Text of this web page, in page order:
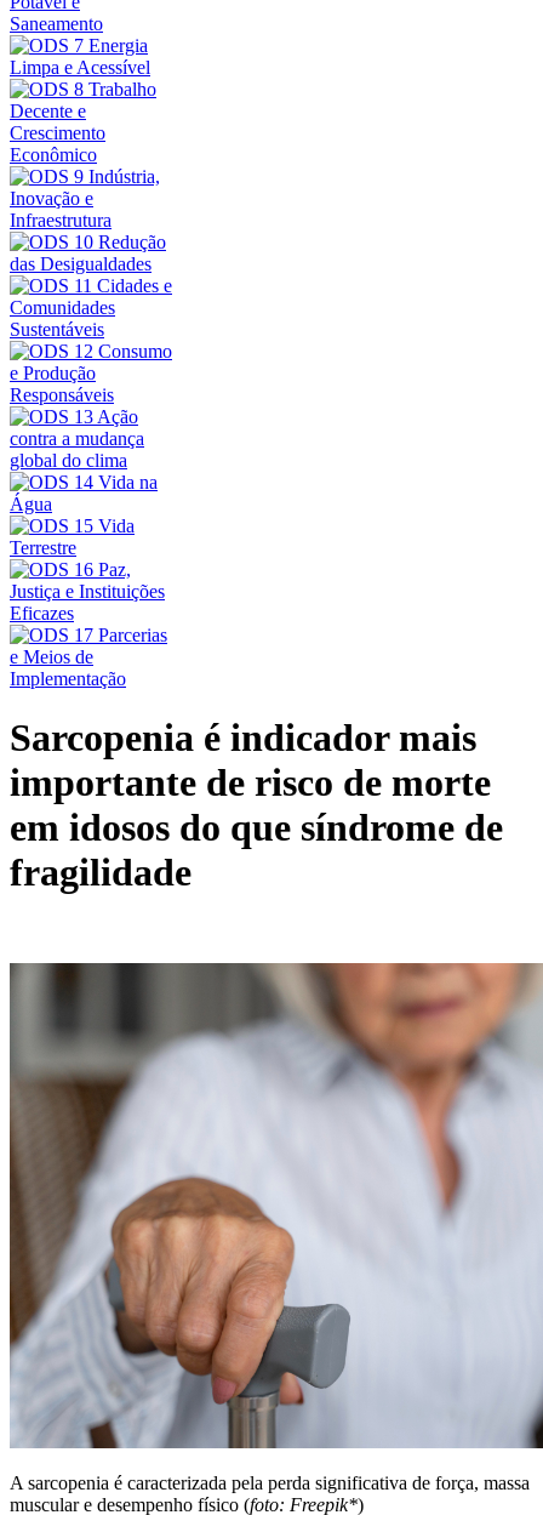
Sarcopenia é indicador mais
importante de risco de morte
em idosos do que síndrome de
fragilidade
A sarcopenia é caracterizada pela perda significativa de força, massa
muscular e desempenho físico (foto: Freepik*)